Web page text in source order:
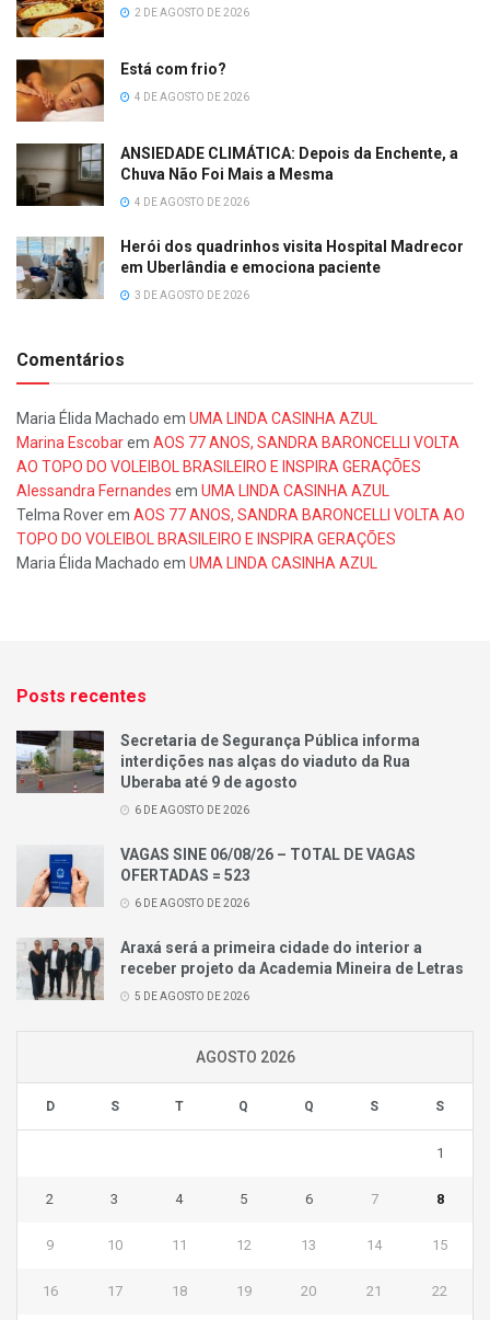
2 DE AGOSTO DE 2026
Está com frio?
4 DE AGOSTO DE 2026
ANSIEDADE CLIMÁTICA: Depois da Enchente, a
Chuva Não Foi Mais a Mesma
4 DE AGOSTO DE 2026
Herói dos quadrinhos visita Hospital Madrecor
em Uberlândia e emociona paciente
3 DE AGOSTO DE 2026
Comentários
Maria Élida Machado em UMA LINDA CASINHA AZUL
Marina Escobarem AOS 77 ANOS, SANDRA BARONCELLI VOLTA
AO TOPO DO VOLEIBOL BRASILEIRO E INSPIRA GERAÇÕES
Alessandra Fernandes em UMA LINDA CASINHA AZUL
Telma Roverem AOS 77 ANOS, SANDRA BARONCELLI VOLTA AO
TOPO DO VOLEIBOL BRASILEIRO E INSPIRA GERAÇÕES
Maria Élida Machado em UMA LINDA CASINHA AZUL
Posts recentes
Secretaria de Segurança Pública informa
interdições nas alças do viaduto da Rua
Uberaba até 9 de agosto
6 DE AGOSTO DE 2026
VAGAS SINE 06/08/26 – TOTAL DE VAGAS
OFERTADAS = 523
6 DE AGOSTO DE 2026
Araxá será a primeira cidade do interior a
receber projeto da Academia Mineira de Letras
5 DE AGOSTO DE 2026
AGOSTO 2026
D S T Q Q S S
1
2 3 4 5 6 7 8
9 10 11 12 13 14 15
16 17 18 19 20 21 22